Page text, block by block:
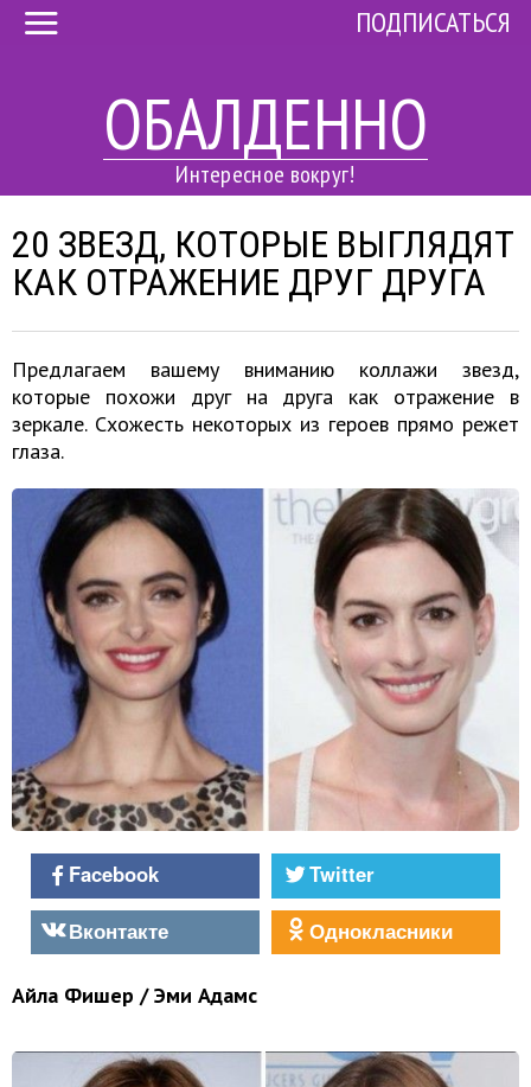
ОБАЛДЕННО
Интересное вокруг!
ПОДПИСАТЬСЯ
20 ЗВЕЗД, КОТОРЫЕ ВЫГЛЯДЯТ
КАК ОТРАЖЕНИЕ ДРУГ ДРУГА
Предлагаем вашему вниманию коллажи звезд,
которые похожи друг на друга как отражение в
зеркале. Схожесть некоторых из героев прямо режет
глаза.
Facebook
Twitter
Вконтакте
Однокласники
Айла Фишер / Эми Адамс